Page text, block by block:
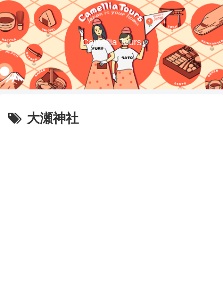
Camellia Tours
大瀬神社